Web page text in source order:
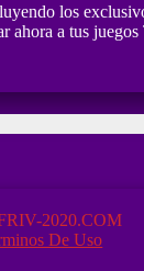
los
a tus
2020.COM
De Uso